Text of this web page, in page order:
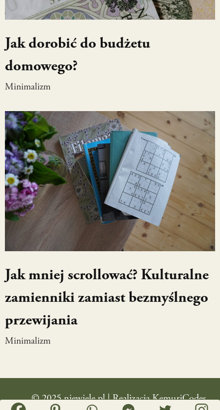
Jak dorobić do budżetu
domowego?
Minimalizm
Jak mniej scrollować? Kulturalne
zamienniki zamiast bezmyślnego
przewijania
Minimalizm
© 2025 niewiele.pl | RealizacjaKemuriCodes